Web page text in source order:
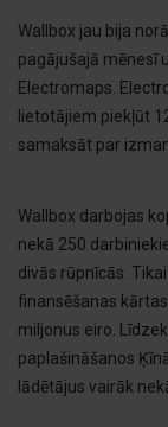
Wallbox jau bija
pagājušajā mēnesī
Electromaps.
lietotājiem piekļūt
samaksāt par
Wallbox darbojas
nekā 250
divās rūpnīcās.
finansēšanas
miljonus eiro.
paplašināšanos
lādētājus vairāk